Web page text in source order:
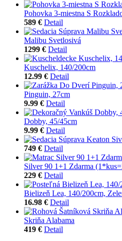
Pohovka 3-miestna S
589 € Detail
Malibu Svetlosivá
1299 € Detail
Kuschelix, 140/200cm
12.99 € Detail
Pinguin, 27cm
9.99 € Detail
Dobby, 45/45cm
9.99 € Detail
749 € Detail
Silver 90 1+1 Zdarma
229 € Detail
Bielizeň Lea, 140/200cm,
16.98 € Detail
Skriňa Alabama
419 € Detail